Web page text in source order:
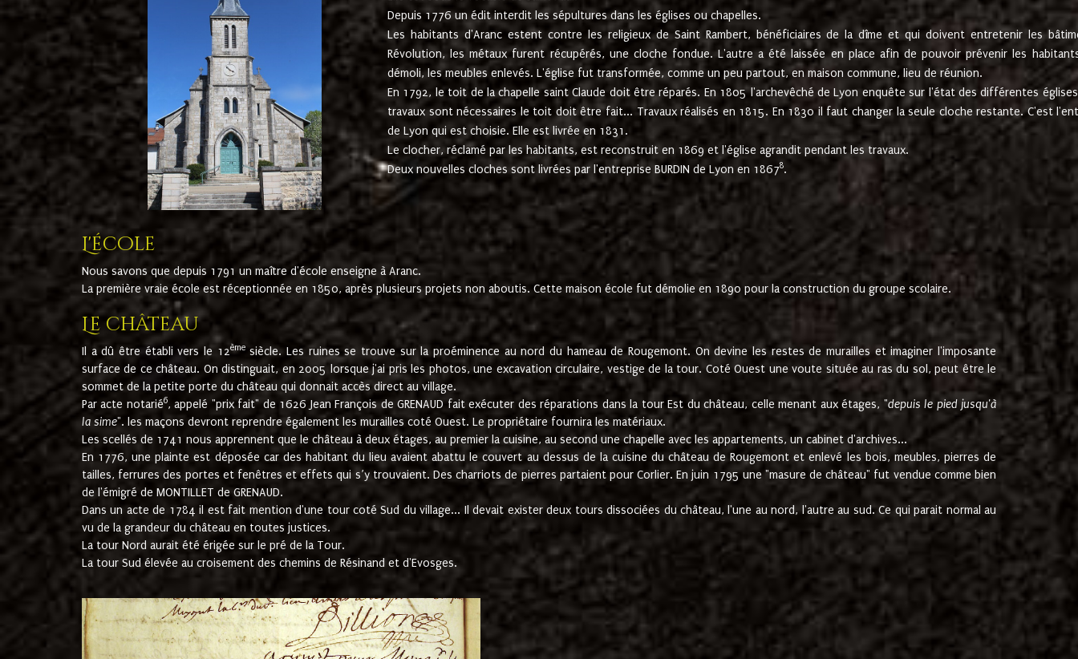
Depuis 1776 un édit interdit les sépultures dans les églises ou chapelles.
Les habitants d'Aranc estent contre les religieux de Saint Rambert, bénéficiaires de la dîme et qui doivent entretenir les
Révolution, les métaux furent récupérés, une cloche fondue. L'autre a été laissée en place afin de pouvoir prévenir les
démoli, les meubles enlevés. L'église fut transformée, comme un peu partout, en maison commune, lieu de réunion.
En 1792, le toit de la chapelle saint Claude doit être réparés. En 1805 l'archevêché de Lyon enquête sur l'état des différentes
travaux sont nécessaires le toit doit être fait... Travaux réalisés en 1815. En 1830 il faut changer la seule cloche restante. C'est
de Lyon qui est choisie. Elle est livrée en 1831.
Le clocher, réclamé par les habitants, est reconstruit en 1869 et l'église agrandit pendant les travaux.
Deux nouvelles cloches sont livrées par l'entreprise BURDIN de Lyon en 18678.
L'école
Nous savons que depuis 1791 un maître d'école enseigne à Aranc.
La première vraie école est réceptionnée en 1850, après plusieurs projets non aboutis. Cette maison école fut démolie en 1890 pour la construction du groupe scolaire.
Le château
Il a dû être établi vers le 12èmesiècle. Les ruines se trouve sur la proéminence au nord du hameau de Rougemont. On devine les restes de murailles et imaginer l'imposante
surface de ce château. On distinguait, en 2005 lorsque j'ai pris les photos, une excavation circulaire, vestige de la tour. Coté Ouest une voute située au ras du sol, peut être le
sommet de la petite porte du château qui donnait accès direct au village.
Par acte notarié6, appelé "prix fait" de 1626 Jean François de GRENAUD fait exécuter des réparations dans la tour Est du château, celle menant aux étages, "depuis le pied jusqu'à
la sime". les maçons devront reprendre également les murailles coté Ouest. Le propriétaire fournira les matériaux.
Les scellés de 1741 nous apprennent que le château à deux étages, au premier la cuisine, au second une chapelle avec les appartements, un cabinet d'archives...
En 1776, une plainte est déposée car des habitant du lieu avaient abattu le couvert au dessus de la cuisine du château de Rougemont et enlevé les bois, meubles, pierres de
tailles, ferrures des portes et fenêtres et effets qui s’y trouvaient. Des charriots de pierres partaient pour Corlier. En juin 1795 une "masure de château" fut vendue comme bien
de l'émigré de MONTILLET de GRENAUD.
Dans un acte de 1784 il est fait mention d'une tour coté Sud du village... Il devait exister deux tours dissociées du château, l'une au nord, l'autre au sud. Ce qui parait normal au
vu de la grandeur du château en toutes justices.
La tour Nord aurait été érigée sur le pré de la Tour.
La tour Sud élevée au croisement des chemins de Résinand et d'Evosges.